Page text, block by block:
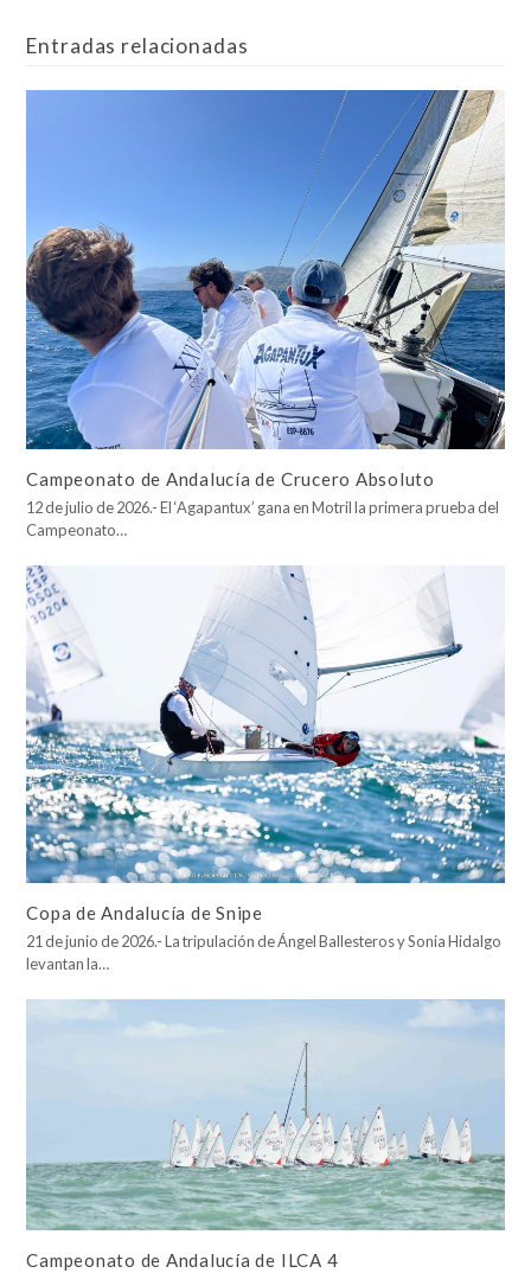
Entradas relacionadas
Campeonato de Andalucía de Crucero Absoluto
12 de julio de 2026.- El ‘Agapantux’ gana en Motril la primera prueba del
Campeonato…
Copa de Andalucía de Snipe
21 de junio de 2026.- La tripulación de Ángel Ballesteros y Sonia Hidalgo
levantan la…
Campeonato de Andalucía de ILCA 4